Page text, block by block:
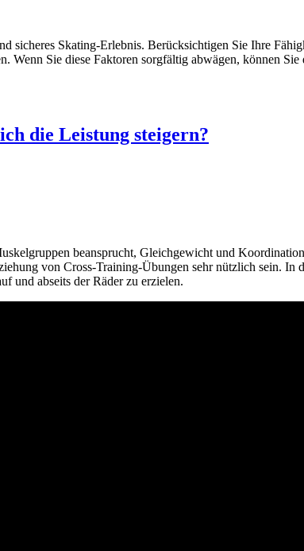
sicheres Skating-Erlebnis. Berücksichtigen Sie Ihre
Sie diese Faktoren sorgfältig abwägen, können
die Leistung steigern?
beansprucht, Gleichgewicht und
von Cross-Training-Übungen sehr nützlich sein.
und abseits der Räder zu erzielen.